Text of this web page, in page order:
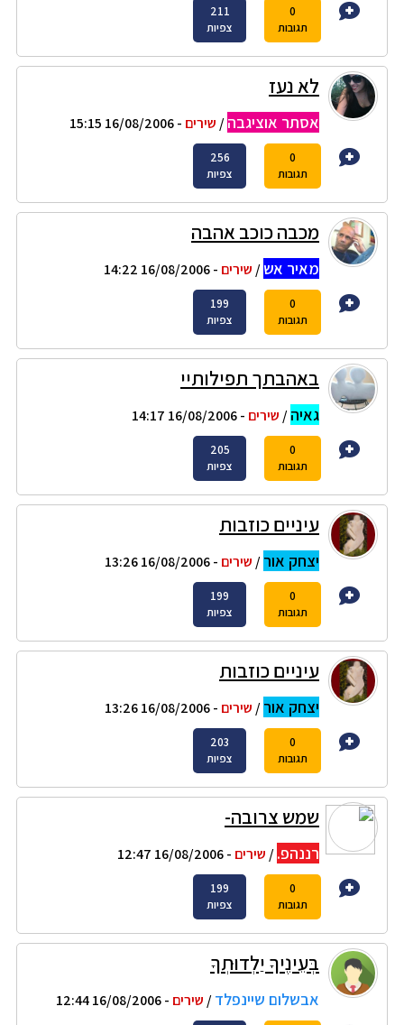
0
תגובות
211
צפיות
לא נעז
אסתר אוציגבה/ שירים - 16/08/2006 15:15
0
תגובות
256
צפיות
מכבה כוכב אהבה
מאיר אש/ שירים - 16/08/2006 14:22
0
תגובות
199
צפיות
באהבתך תפילותיי
גאיה/ שירים - 16/08/2006 14:17
0
תגובות
205
צפיות
עיניים כוזבות
יצחק אור/ שירים - 16/08/2006 13:26
0
תגובות
199
צפיות
עיניים כוזבות
יצחק אור/ שירים - 16/08/2006 13:26
0
תגובות
203
צפיות
שמש צרובה-
רננהפ./ שירים - 16/08/2006 12:47
0
תגובות
199
צפיות
בְּעֵינֶיךָ יַלְדוּתְךָ
אבשלום שיינפלד/ שירים - 16/08/2006 12:44